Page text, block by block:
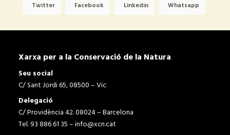
Twitter Facebook Linkedin Whatsapp
Xarxa per a la Conservació de la Natura
Seu social
C/ Sant Jordi 65, 08500 – Vic
Delegació
C/ Providència 42. 08024 – Barcelona
Tel. 93 886 61 35 –info@xcn.cat